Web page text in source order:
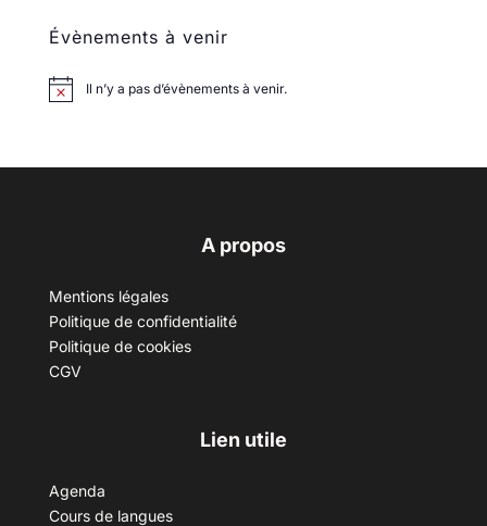
Évènements à venir
Il n’y a pas d’évènements à venir.
A propos
Mentions légales
Politique de confidentialité
Politique de cookies
CGV
Lien utile
Agenda
Cours de langues